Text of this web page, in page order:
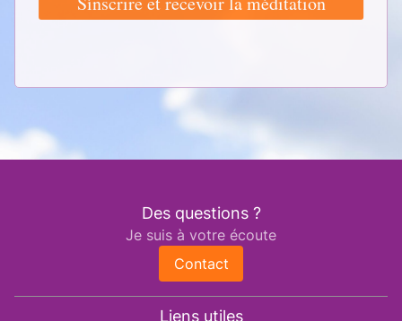
Des questions ?
Je suis à votre écoute
Contact
Liens utiles